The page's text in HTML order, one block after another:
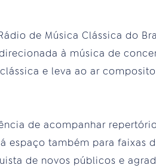
de Música Clássica do
à música de
e leva ao ar
de acompanhar
espaço também para faixas
de novos públicos e